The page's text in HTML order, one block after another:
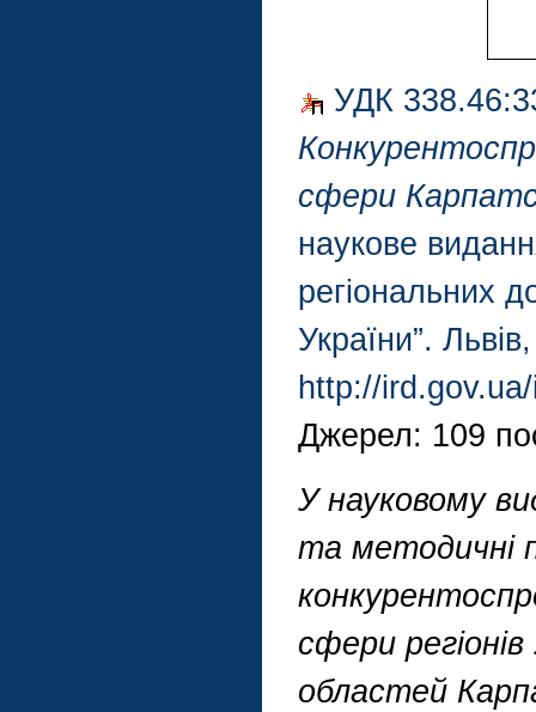
УДК
сфери
наукове
регіональних
України”.
http://
Джерел: 109
У науковому
та методичні
сфери регіонів
областей